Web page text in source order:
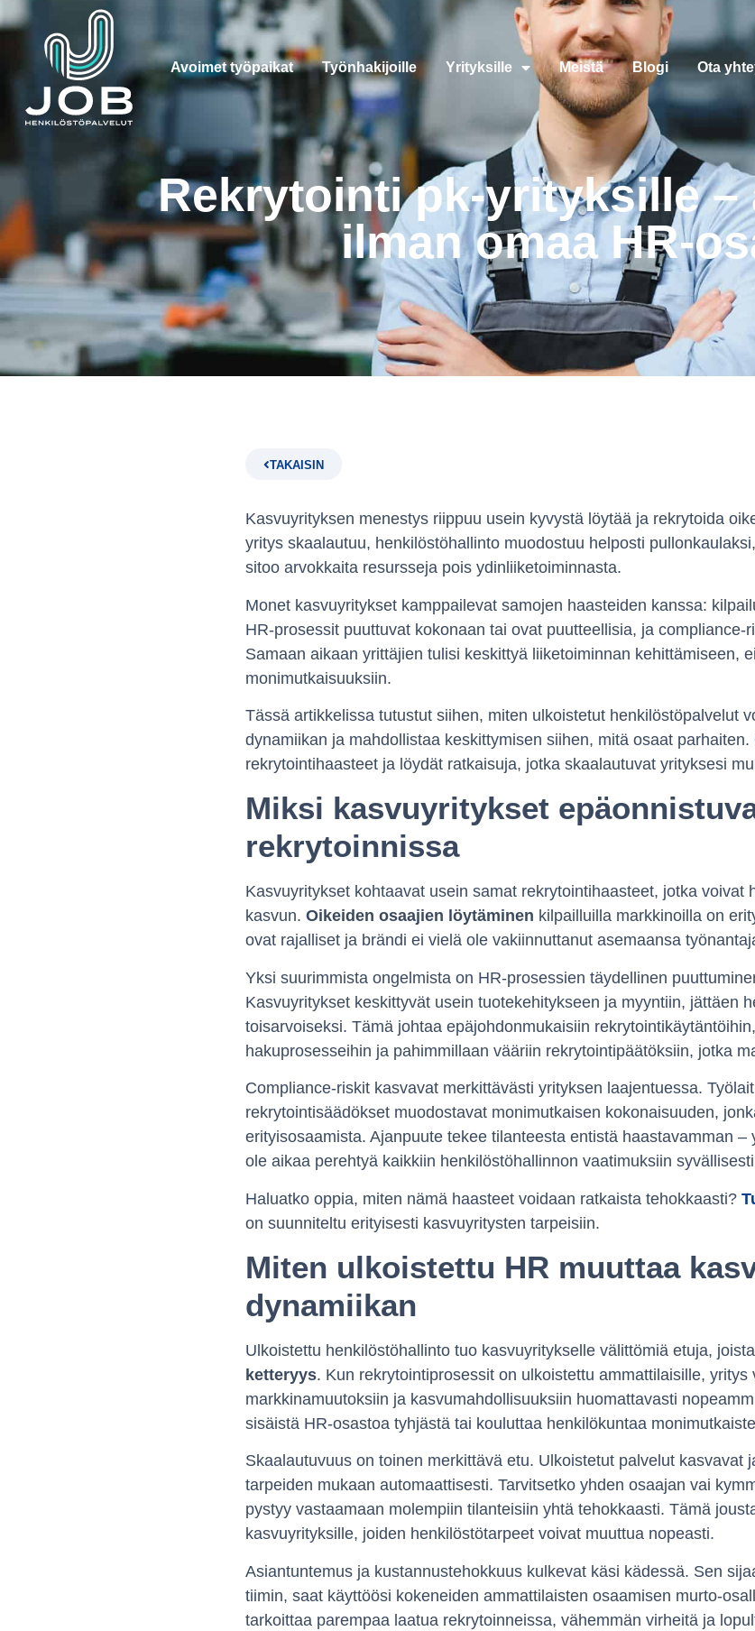
Avoimet työpaikat Työnhakijoille Yrityksille Meistä Blogi Ota
Rekrytointi pk-yrityksille –
ilman omaa HR-
TAKAISIN
Kasvuyrityksen menestys riippuu usein kyvystä löytää ja rekrytoida
yritys skaalautuu, henkilöstöhallinto muodostuu helposti
sitoo arvokkaita resursseja pois ydinliiketoiminnasta.
Monet kasvuyritykset kamppailevat samojen haasteiden kanssa:
HR-prosessit puuttuvat kokonaan tai ovat puutteellisia, ja compliance-
Samaan aikaan yrittäjien tulisi keskittyä liiketoiminnan kehittämiseen,
monimutkaisuuksiin.
Tässä artikkelissa tutustut siihen, miten ulkoistetut henkilöstöpalvelut
dynamiikan ja mahdollistaa keskittymisen siihen, mitä osaat
rekrytointihaasteet ja löydät ratkaisuja, jotka skaalautuvat yrityksesi
Miksi kasvuyritykset
rekrytoinnissa
Kasvuyritykset kohtaavat usein samat rekrytointihaasteet, jotka voivat
kasvun. Oikeiden osaajien löytäminen kilpailluilla markkinoilla on
ovat rajalliset ja brändi ei vielä ole vakiinnuttanut asemaansa
Yksi suurimmista ongelmista on HR-prosessien täydellinen
Kasvuyritykset keskittyvät usein tuotekehitykseen ja myyntiin, jättäen
toisarvoiseksi. Tämä johtaa epäjohdonmukaisiin
hakuprosesseihin ja pahimmillaan vääriin rekrytointipäätöksiin, jotka
Compliance-riskit kasvavat merkittävästi yrityksen laajentuessa.
rekrytointisäädökset muodostavat monimutkaisen kokonaisuuden,
erityisosaamista. Ajanpuute tekee tilanteesta entistä haastavamman –
ole aikaa perehtyä kaikkiin henkilöstöhallinnon vaatimuksiin
Haluatko oppia, miten nämä haasteet voidaan ratkaista tehokkaasti?
on suunniteltu erityisesti kasvuyritysten tarpeisiin.
Miten ulkoistettu HR muuttaa
dynamiikan
Ulkoistettu henkilöstöhallinto tuo kasvuyritykselle välittömiä etuja,
ketteryys. Kun rekrytointiprosessit on ulkoistettu ammattilaisille, yritys
markkinamuutoksiin ja kasvumahdollisuuksiin huomattavasti
sisäistä HR-osastoa tyhjästä tai kouluttaa henkilökuntaa
Skaalautuvuus on toinen merkittävä etu. Ulkoistetut palvelut kasvavat
tarpeiden mukaan automaattisesti. Tarvitsetko yhden osaajan vai
pystyy vastaamaan molempiin tilanteisiin yhtä tehokkaasti. Tämä
kasvuyrityksille, joiden henkilöstötarpeet voivat muuttua nopeasti.
Asiantuntemus ja kustannustehokkuus kulkevat käsi kädessä. Sen
tiimin, saat käyttöösi kokeneiden ammattilaisten osaamisen murto-
tarkoittaa parempaa laatua rekrytoinneissa, vähemmän virheitä ja